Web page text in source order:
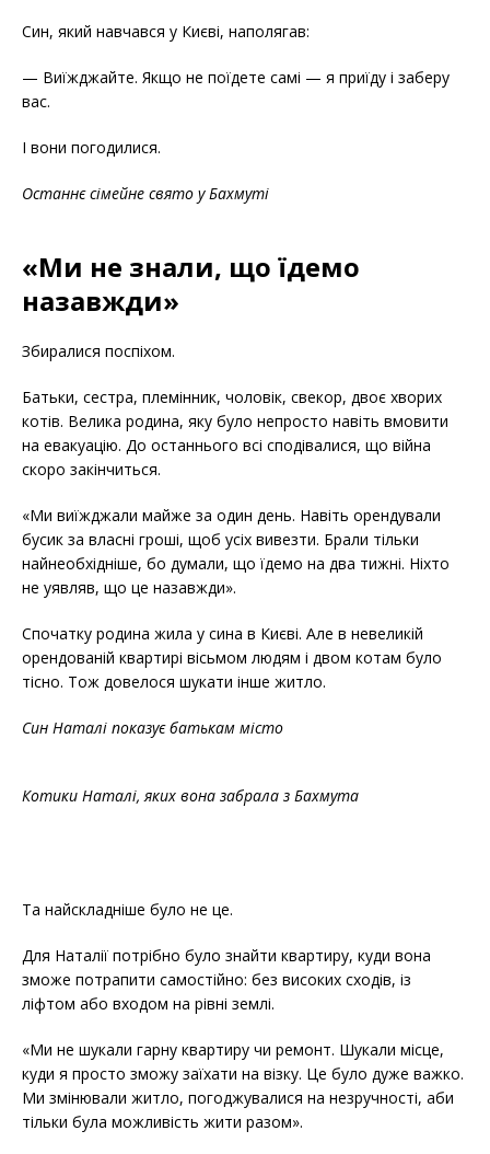
Син, який навчався у Києві, наполягав:
— Виїжджайте. Якщо не поїдете самі — я приїду і заберу
вас.
І вони погодилися.
Останнє сімейне свято у Бахмуті
«Ми не знали, що їдемо
назавжди»
Збиралися поспіхом.
Батьки, сестра, племінник, чоловік, свекор, двоє хворих
котів. Велика родина, яку було непросто навіть вмовити
на евакуацію. До останнього всі сподівалися, що війна
скоро закінчиться.
«Ми виїжджали майже за один день. Навіть орендували
бусик за власні гроші, щоб усіх вивезти. Брали тільки
найнеобхідніше, бо думали, що їдемо на два тижні. Ніхто
не уявляв, що це назавжди».
Спочатку родина жила у сина в Києві. Але в невеликій
орендованій квартирі вісьмом людям і двом котам було
тісно. Тож довелося шукати інше житло.
Син Наталі показує батькам місто
Котики Наталі, яких вона забрала з Бахмута
Та найскладніше було не це.
Для Наталії потрібно було знайти квартиру, куди вона
зможе потрапити самостійно: без високих сходів, із
ліфтом або входом на рівні землі.
«Ми не шукали гарну квартиру чи ремонт. Шукали місце,
куди я просто зможу заїхати на візку. Це було дуже важко.
Ми змінювали житло, погоджувалися на незручності, аби
тільки була можливість жити разом».